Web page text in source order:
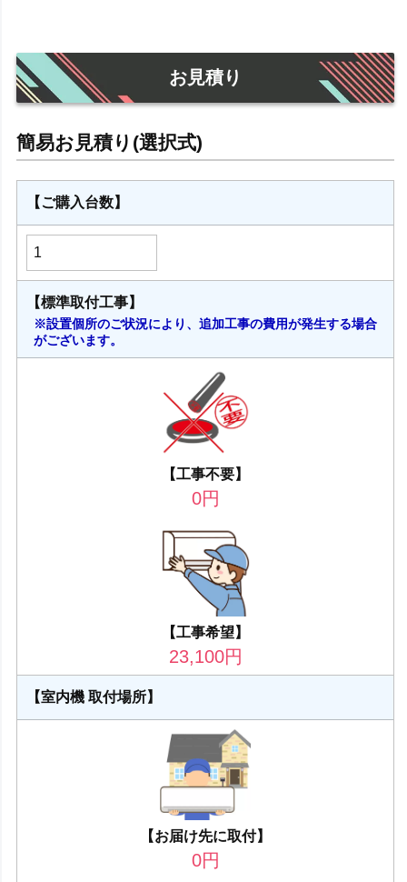
お見積り
【ご購入台数】
【標準取付工事】
※設置個所のご状況により、追加工事の費用が発生する場合
がございます。
【工事不要】
0円
【工事希望】
23,100円
【室内機 取付場所】
【お届け先に取付】
0円